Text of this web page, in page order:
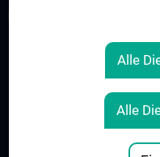
COOKIE-EINSTELLUNGEN
Alle
Alle